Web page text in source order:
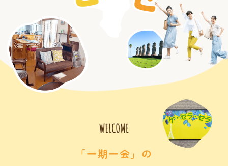
「一期一会」の